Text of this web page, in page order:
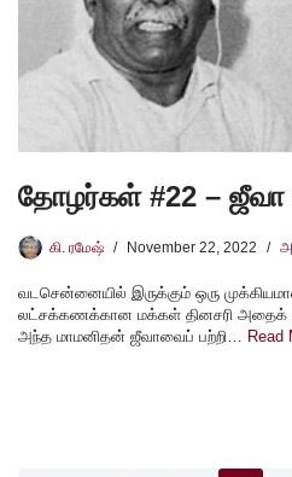
தோழர்கள் #22 – ஜீவா
கி. ரமேஷ் November 22, 2022
வடசென்னையில் இருக்கும் ஒரு
லட்சக்கணக்கான மக்கள் தினசரி அதைக்
அந்த மாமனிதன் ஜீவாவைப் பற்றி… Read